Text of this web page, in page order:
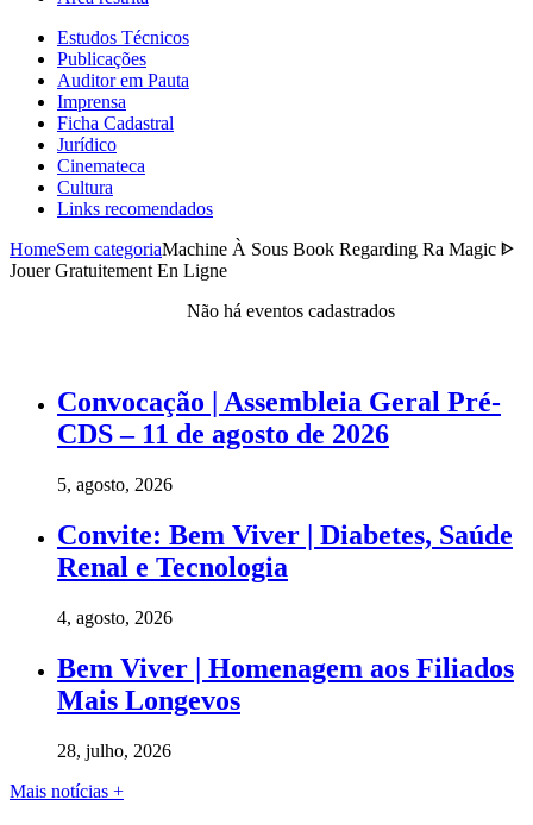
Estudos Técnicos
Publicações
Auditor em Pauta
Imprensa
Ficha Cadastral
Jurídico
Cinemateca
Cultura
Links recomendados
HomeSem categoriaMachine À Sous Book Regarding Ra Magic ᐈ
Jouer Gratuitement En Ligne
Não há eventos cadastrados
Convocação | Assembleia Geral Pré-
CDS – 11 de agosto de 2026
5, agosto, 2026
Convite: Bem Viver | Diabetes, Saúde
Renal e Tecnologia
4, agosto, 2026
Bem Viver | Homenagem aos Filiados
Mais Longevos
28, julho, 2026
Mais notícias +